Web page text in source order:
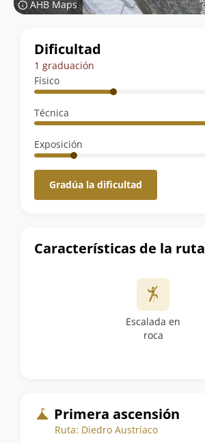
AHB Maps
Datos
de
la
ruta
Dificultad
1 graduación
Físico
Técnica
Exposición
Gradúa la dificultad
Características de la ruta
Escalada en
roca
Primera ascensión
Ruta: Diedro Austríaco